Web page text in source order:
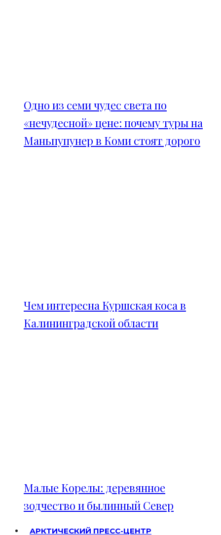
Одно из семи чудес света по
«нечудесной» цене: почему туры на
Маньпупунер в Коми стоят дорого
Чем интересна Куршская коса в
Калининградской области
Малые Корелы: деревянное
зодчество и былинный Север
АРКТИЧЕСКИЙ ПРЕСС-ЦЕНТР